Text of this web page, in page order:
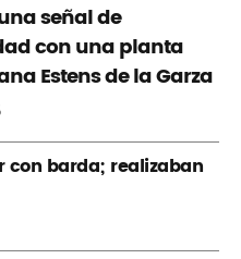
señal de
con una planta
Estens de la Garza
con barda; realizaban